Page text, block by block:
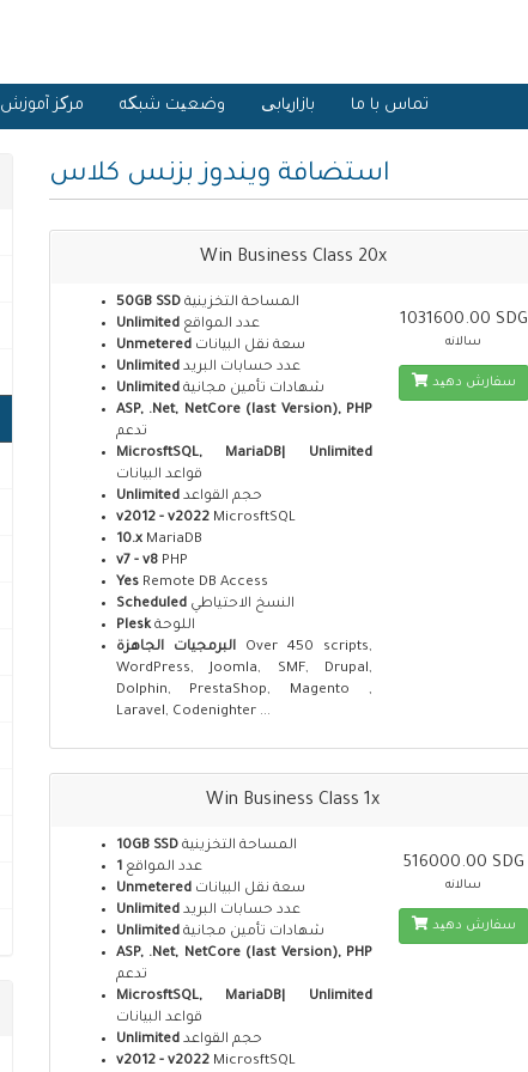
مرکز آموزش وضعیت شبکه بازاریابی تماس با ما
استضافة ويندوز بزنس كلاس
Win Business Class 20x
50GB SSD المساحة التخزينية
Unlimited عدد المواقع
Unmetered سعة نقل البيانات
Unlimited عدد حسابات البريد
Unlimited شهادات تأمين مجانية
ASP, .Net, NetCore (last Version), PHP
تدعم
MicrosftSQL, MariaDB| Unlimited
قواعد البيانات
Unlimited حجم القواعد
v2012 - v2022MicrosftSQL
10.xMariaDB
v7 - v8PHP
YesRemote DB Access
Scheduled النسخ الاحتياطي
Plesk اللوحة
البرمجيات الجاهزةOver 450 scripts,
WordPress, Joomla, SMF, Drupal,
Dolphin, PrestaShop, Magento ,
Laravel, Codenighter ...
1031600.00 SDG
سالانه
سفارش دهید
Win Business Class 1x
10GB SSD المساحة التخزينية
1 عدد المواقع
Unmetered سعة نقل البيانات
Unlimited عدد حسابات البريد
Unlimited شهادات تأمين مجانية
ASP, .Net, NetCore (last Version), PHP
تدعم
MicrosftSQL, MariaDB| Unlimited
قواعد البيانات
Unlimited حجم القواعد
v2012 - v2022MicrosftSQL
516000.00 SDG
سالانه
سفارش دهید